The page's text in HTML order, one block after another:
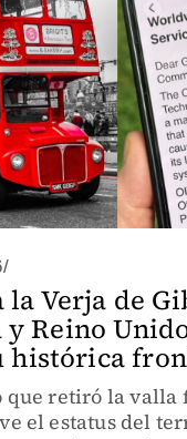
la Verja de
y Reino
histórica
que retiró la
el estatus del